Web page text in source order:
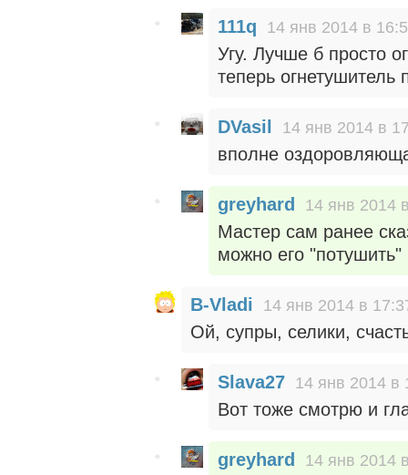
111q 14 янв 2014 в
Угу. Лучше б просто
теперь огнетушитель
DVasil 14 янв 2014 в
вполне
greyhard 14 янв 2014
Мастер сам ранее
можно его "потушить"
B-Vladi 14 янв 2014 в
Ой, супры, селики,
Slava27 14 янв 2014 в
Вот тоже смотрю и
greyhard 14 янв 2014